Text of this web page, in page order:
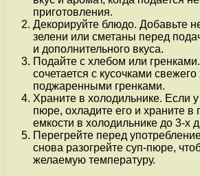
приготовления.
Декорируйте блюдо. Добавьте
зелени или сметаны перед
и дополнительного вкуса.
Подайте с хлебом или
сочетается с кусочками
поджаренными гренками.
Храните в холодильнике. Если
пюре, охладите его и храните в
емкости в холодильнике до 3-х
Перегрейте перед
снова разогрейте суп-пюре,
желаемую температуру.